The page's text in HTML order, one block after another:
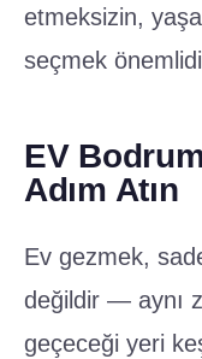
etmeksizin,
seçmek
EV
Adım Atın
Ev gezmek,
değildir — aynı
geçeceği yeri